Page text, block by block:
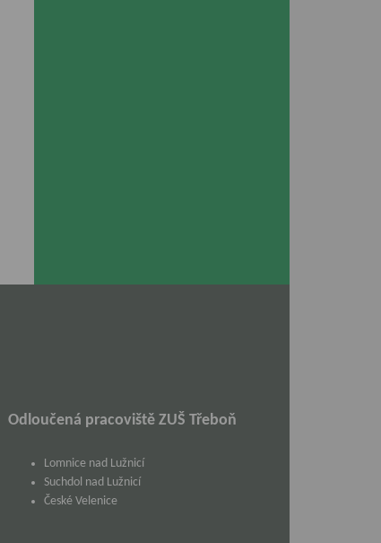
Odloučená pracoviště ZUŠ Třeboň
Lomnice nad Lužnicí
Suchdol nad Lužnicí
České Velenice